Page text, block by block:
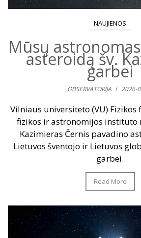
NAUJIENOS
Mūsų
asteroidą šv.
garbei
OBSERVATORIJA / 2026-
Vilniaus universiteto (VU)
fizikos ir astronomijos instituto
Kazimieras Černis pavadino
Lietuvos šventojo ir Lietuvos
garbei.
Read More